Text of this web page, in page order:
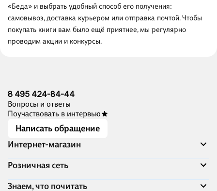
«Беда» и выбрать удобный способ его получения:
самовывоз, доставка курьером или отправка почтой. Чтобы
покупать книги вам было ещё приятнее, мы регулярно
проводим акции и конкурсы.
8 495 424-84-44
Вопросы и ответы
Поучаствовать в интервью
Написать обращение
Интернет-магазин
Акции
Доставка и оплата
Розничная сеть
Адреса магазинов
Знаем, что почитать